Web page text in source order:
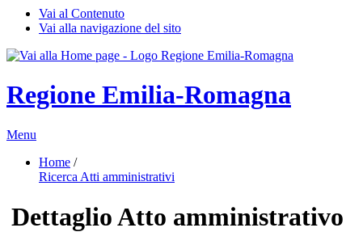
Vai al Contenuto
Vai alla navigazione del sito
Regione Emilia-Romagna
Menu
Home /
Ricerca Atti amministrativi
Dettaglio Atto amministrativo